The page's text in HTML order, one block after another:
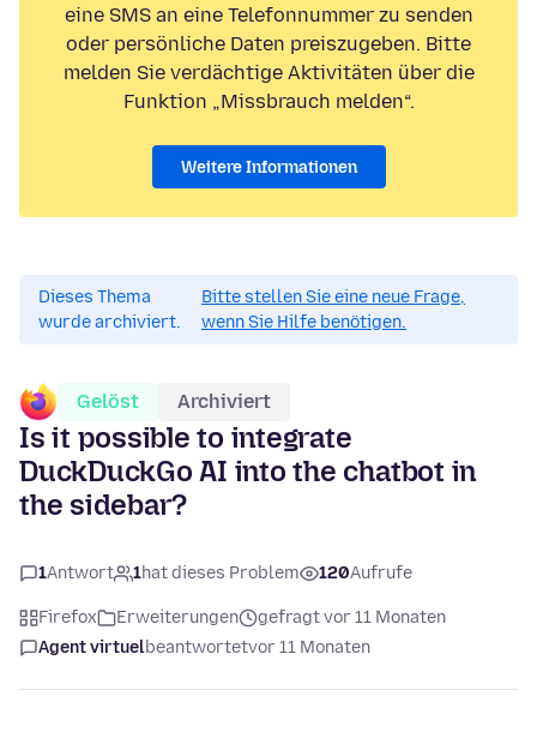
eine SMS an eine Telefonnummer zu senden
oder persönliche Daten preiszugeben. Bitte
melden Sie verdächtige Aktivitäten über die
Funktion „Missbrauch melden“.
Weitere Informationen
Dieses Thema
wurde archiviert.
Bitte stellen Sie eine neue Frage,
wenn Sie Hilfe benötigen.
Gelöst Archiviert
Is it possible to integrate
DuckDuckGo AI into the chatbot in
the sidebar?
1Antwort 1hat dieses Problem 120Aufrufe
Firefox Erweiterungen
gefragt vor 11 Monaten
Agent virtuelbeantwortetvor 11 Monaten